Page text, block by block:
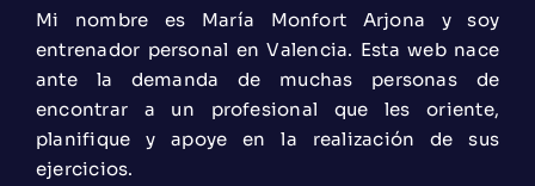
Mi nombre es María Monfort Arjona y soy
entrenador personal en Valencia. Esta web nace
ante la demanda de muchas personas de
encontrar a un profesional que les oriente,
planifique y apoye en la realización de sus
ejercicios.